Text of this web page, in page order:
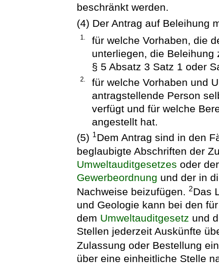
beschränkt werden.
(4) Der Antrag auf Beleihung
1.
für welche Vorhaben, die
unterliegen, die Beleihung
§ 5 Absatz 3 Satz 1 oder
2.
für welche Vorhaben und
antragstellende Person
verfügt und für welche
angestellt hat.
(5) 1Dem Antrag sind in den
beglaubigte Abschriften der
Umweltauditgesetzes oder
Gewerbeordnung und der in
Nachweise beizufügen.2Das
und Geologie kann bei den
dem Umweltauditgesetz und
Stellen jederzeit Auskünfte
Zulassung oder Bestellung
über eine einheitliche Stelle